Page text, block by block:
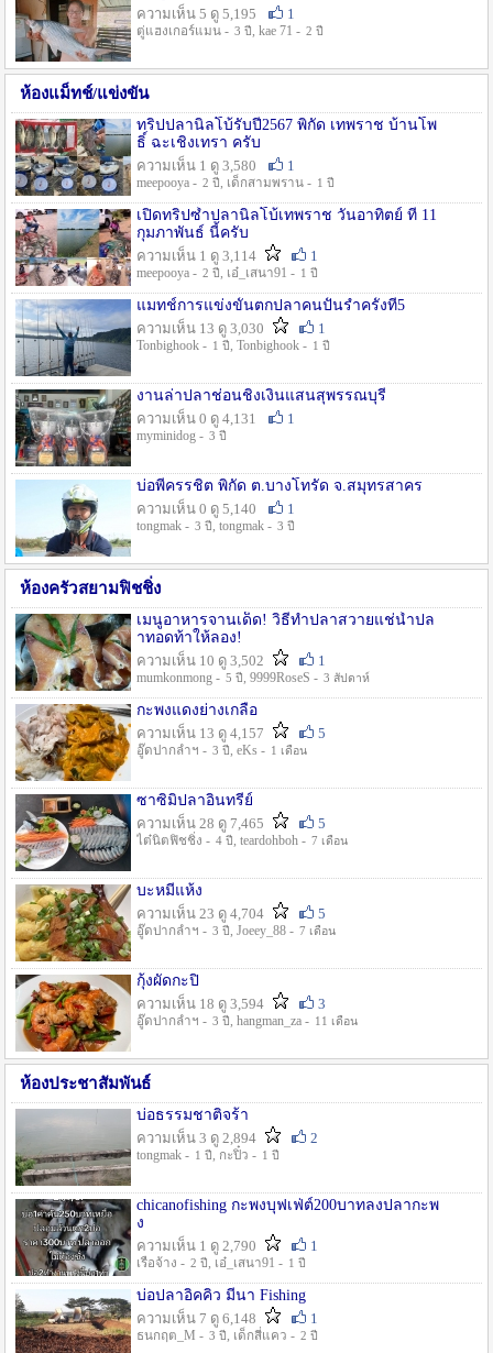
ความเห็น 5 ดู 5,195
1
ตู่แฮงเกอร์แมน - 3 ปี , kae 71 - 2 ปี
ห้องแม็ทช์/แข่งขัน
ทริปปลานิลโบ้รับปี2567 พิกัด เทพราช บ้านโพ
ธิ์ ฉะเชิงเทรา ครับ
ความเห็น 1 ดู 3,580
1
meepooya - 2 ปี , เด็กสามพราน - 1 ปี
เปิดทริปซ้ำปลานิลโบ้เทพราช วันอาทิตย์ ที่ 11
กุมภาพันธ์ นี้ครับ
ความเห็น 1 ดู 3,114
1
meepooya - 2 ปี , เอ๋_เสนา91 - 1 ปี
แมทช์การแข่งขั้นตกปลาคนปั้นรำครั้งที่5
ความเห็น 13 ดู 3,030
1
Tonbighook - 1 ปี , Tonbighook - 1 ปี
งานล่าปลาช่อนชิงเงินแสนสุพรรณบุรี
ความเห็น 0 ดู 4,131
1
myminidog - 3 ปี
บ่อพี่ครรชิต พิกัด ต.บางโทรัด จ.สมุทรสาคร
ความเห็น 0 ดู 5,140
1
tongmak - 3 ปี , tongmak - 3 ปี
ห้องครัวสยามฟิชชิ่ง
เมนูอาหารจานเด็ด! วิธีทำปลาสวายแช่น้ำปล
าทอดท้าให้ลอง!
ความเห็น 10 ดู 3,502
1
mumkonmong - 5 ปี , 9999RoseS - 3 สัปดาห์
กะพงแดงย่างเกลือ
ความเห็น 13 ดู 4,157
5
อู๊ดปากลำฯ - 3 ปี , eKs - 1 เดือน
ซาซิมิปลาอินทรีย์
ความเห็น 28 ดู 7,465
5
ไต๋นิตฟิชชิ่ง - 4 ปี , teardohboh - 7 เดือน
บะหมี่แห้ง
ความเห็น 23 ดู 4,704
5
อู๊ดปากลำฯ - 3 ปี , Joeey_88 - 7 เดือน
กุ้งผัดกะปิ
ความเห็น 18 ดู 3,594
3
อู๊ดปากลำฯ - 3 ปี , hangman_za - 11 เดือน
ห้องประชาสัมพันธ์
บ่อธรรมชาติจร้า
ความเห็น 3 ดู 2,894
2
tongmak - 1 ปี , กะปิ๋ว - 1 ปี
chicanofishing กะพงบุฟเฟ่ต์200บาทลงปลากะพ
ง
ความเห็น 1 ดู 2,790
1
เรือจ้าง - 2 ปี , เอ๋_เสนา91 - 1 ปี
บ่อปลาอิคคิว มีนา Fishing
ความเห็น 7 ดู 6,148
1
ธนกฤต_M - 3 ปี , เด็กสี่แคว - 2 ปี